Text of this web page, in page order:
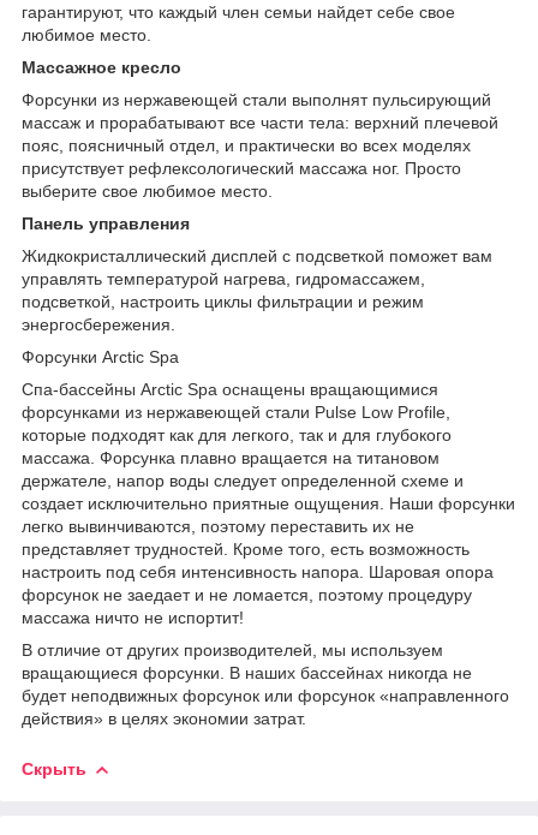
гарантируют, что каждый член семьи найдет себе свое
любимое место.
Массажное кресло
Форсунки из нержавеющей стали выполнят пульсирующий
массаж и прорабатывают все части тела: верхний плечевой
пояс, поясничный отдел, и практически во всех моделях
присутствует рефлексологический массажа ног. Просто
выберите свое любимое место.
Панель управления
Жидкокристаллический дисплей с подсветкой поможет вам
управлять температурой нагрева, гидромассажем,
подсветкой, настроить циклы фильтрации и режим
энергосбережения.
Форсунки Arctic Spa
Спа-бассейны Arctic Spa оснащены вращающимися
форсунками из нержавеющей стали Pulse Low Profile,
которые подходят как для легкого, так и для глубокого
массажа. Форсунка плавно вращается на титановом
держателе, напор воды следует определенной схеме и
создает исключительно приятные ощущения. Наши форсунки
легко вывинчиваются, поэтому переставить их не
представляет трудностей. Кроме того, есть возможность
настроить под себя интенсивность напора. Шаровая опора
форсунок не заедает и не ломается, поэтому процедуру
массажа ничто не испортит!
В отличие от других производителей, мы используем
вращающиеся форсунки. В наших бассейнах никогда не
будет неподвижных форсунок или форсунок «направленного
действия» в целях экономии затрат.
Скрыть